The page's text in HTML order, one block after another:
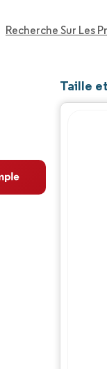
Recherche Sur Les
Taille